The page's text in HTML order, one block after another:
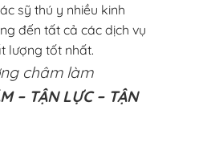
sỹ thú y nhiều kinh
đến tất cả các dịch vụ
lượng tốt nhất.
châm làm
– TẬN LỰC – TẬN